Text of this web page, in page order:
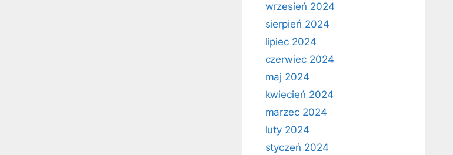
wrzesień 2024
sierpień 2024
lipiec 2024
czerwiec 2024
maj 2024
kwiecień 2024
marzec 2024
luty 2024
styczeń 2024